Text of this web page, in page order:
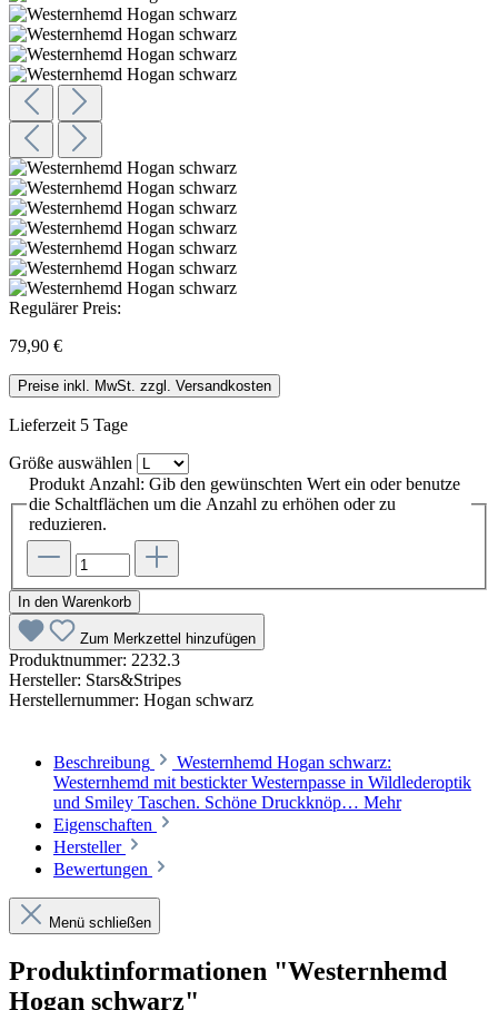
Regulärer Preis:
79,90 €
Preise inkl. MwSt. zzgl. Versandkosten
Lieferzeit 5 Tage
Größe auswählen
Produkt Anzahl: Gib den gewünschten Wert ein oder benutze
die Schaltflächen um die Anzahl zu erhöhen oder zu
reduzieren.
In den Warenkorb
Zum Merkzettel hinzufügen
Produktnummer: 2232.3
Hersteller: Stars&Stripes
Herstellernummer: Hogan schwarz
Beschreibung
Westernhemd Hogan schwarz:
Westernhemd mit bestickter Westernpasse in Wildlederoptik
und Smiley Taschen. Schöne Druckknöp… Mehr
Eigenschaften
Hersteller
Bewertungen
Menü schließen
Produktinformationen "Westernhemd
Hogan schwarz"